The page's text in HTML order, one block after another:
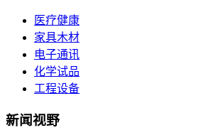
医疗健康
家具木材
电子通讯
化学试品
工程设备
新闻视野